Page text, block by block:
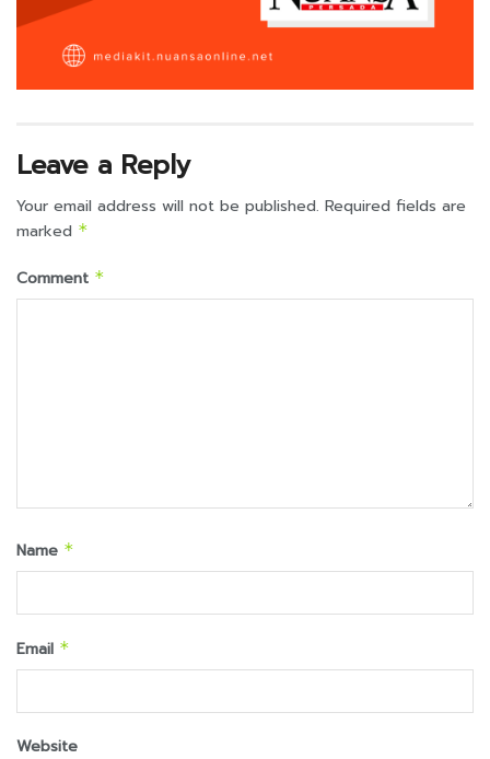
Leave a Reply
Your email address will not be published. Required fields are
marked *
Comment *
Name *
Email *
Website